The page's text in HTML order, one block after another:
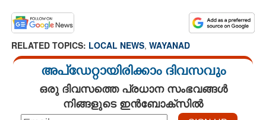
RELATED TOPICS: LOCAL NEWS, WAYANAD
അപ്ഡേറ്റായിരിക്കാം ദിവസവും
ഒരു ദിവസത്തെ പ്രധാന സംഭവങ്ങൾ
നിങ്ങളുടെ ഇൻബോക്സിൽ